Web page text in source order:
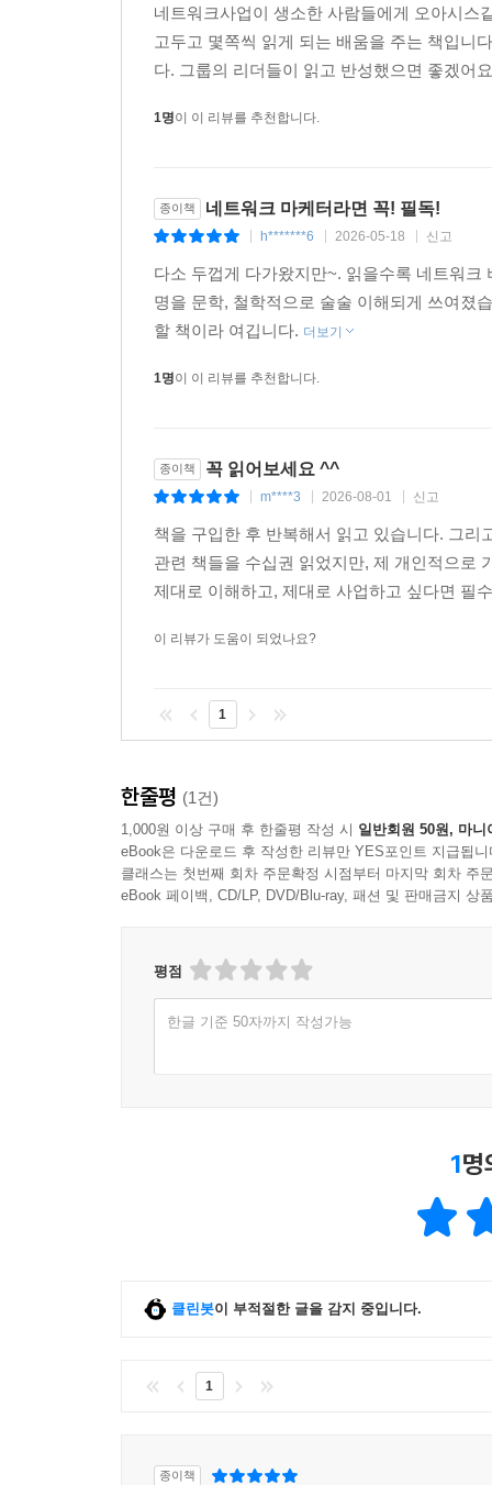
네트워크사업이 생소한 사람들에게 오아시스
고두고 몇쪽씩 읽게 되는 배움을 주는 책입니
다. 그룹의 리더들이 읽고 반성했으면 좋겠어
1명이 이 리뷰를 추천합니다.
종이책 네트워크 마케터라면 꼭! 필독!
h*******6 2026-05-18 신고
다소 두껍게 다가왔지만~. 읽을수록 네트워
명을 문학, 철학적으로 술술 이해되게 쓰여졌
할 책이라 여깁니다. 더보기
1명이 이 리뷰를 추천합니다.
종이책 꼭 읽어보세요 ^^
m****3 2026-08-01 신고
책을 구입한 후 반복해서 읽고 있습니다. 그
관련 책들을 수십권 읽었지만, 제 개인적으로
제대로 이해하고, 제대로 사업하고 싶다면 필
이 리뷰가 도움이 되었나요?
1
한줄평 (1건)
1,000원 이상 구매 후 한줄평 작성 시 일반회원 50원, 마니
eBook은 다운로드 후 작성한 리뷰만 YES포인트 지급됩니
클래스는 첫번째 회차 주문확정 시점부터 마지막 회차 주
eBook 페이백, CD/LP, DVD/Blu-ray, 패션 및 판매금지 상
평점
한글 기준 50자까지 작성가능
1명
클린봇이 부적절한 글을 감지 중입니다.
1
종이책